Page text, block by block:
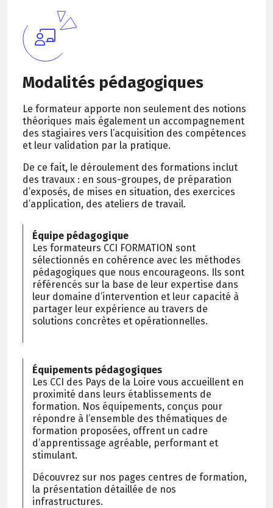
Modalités pédagogiques
Le formateur apporte non seulement des notions
théoriques mais également un accompagnement
des stagiaires vers l’acquisition des compétences
et leur validation par la pratique.
De ce fait, le déroulement des formations inclut
des travaux : en sous-groupes, de préparation
d’exposés, de mises en situation, des exercices
d’application, des ateliers de travail.
Équipe pédagogique
Les formateurs CCI FORMATION sont
sélectionnés en cohérence avec les méthodes
pédagogiques que nous encourageons. Ils sont
référencés sur la base de leur expertise dans
leur domaine d’intervention et leur capacité à
partager leur expérience au travers de
solutions concrètes et opérationnelles.
Équipements pédagogiques
Les CCI des Pays de la Loire vous accueillent en
proximité dans leurs établissements de
formation. Nos équipements, conçus pour
répondre à l’ensemble des thématiques de
formation proposées, offrent un cadre
d’apprentissage agréable, performant et
stimulant.
Découvrez sur nos pages centres de formation,
la présentation détaillée de nos
infrastructures.